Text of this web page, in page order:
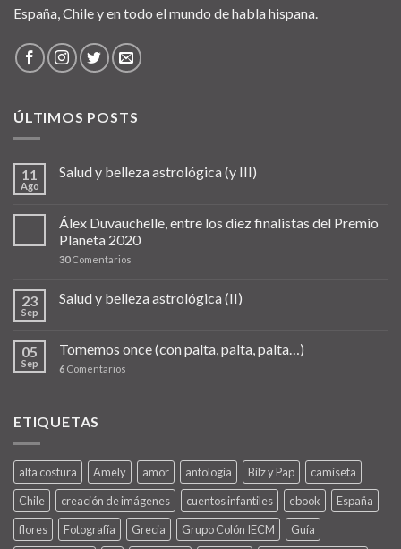
España, Chile y en todo el mundo de habla hispana.
ÚLTIMOS POSTS
11
Ago
Salud y belleza astrológica (y III)
Álex Duvauchelle, entre los diez finalistas del Premio
Planeta 2020
30Comentarios
23
Sep
Salud y belleza astrológica (II)
05
Sep
Tomemos once (con palta, palta, palta…)
6 Comentarios
ETIQUETAS
alta costura Amely amor antología Bilz y Pap
camiseta
Chile
creación de imágenes cuentos infantiles ebook
España
flores
Fotografía Grecia Grupo Colón IECM
Guía